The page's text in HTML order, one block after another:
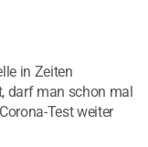
in Zeiten
darf man schon mal
Test weiter